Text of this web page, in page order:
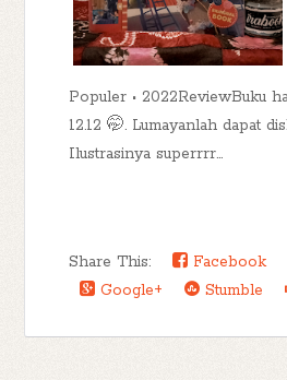
Populer • 2022ReviewBuku
12.12 🤭. Lumayanlah dapat
Ilustrasinya superrrr...
Share This: Facebook
Google+
Stumble